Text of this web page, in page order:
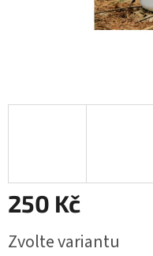
250 Kč
cena:
Zvolte variantu